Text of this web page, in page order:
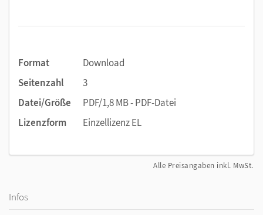
Format
Download
Seitenzahl
3
Datei/Größe
PDF/1,8 MB - PDF-Datei
Lizenzform
Einzellizenz EL
Alle Preisangaben inkl. MwSt.
Infos